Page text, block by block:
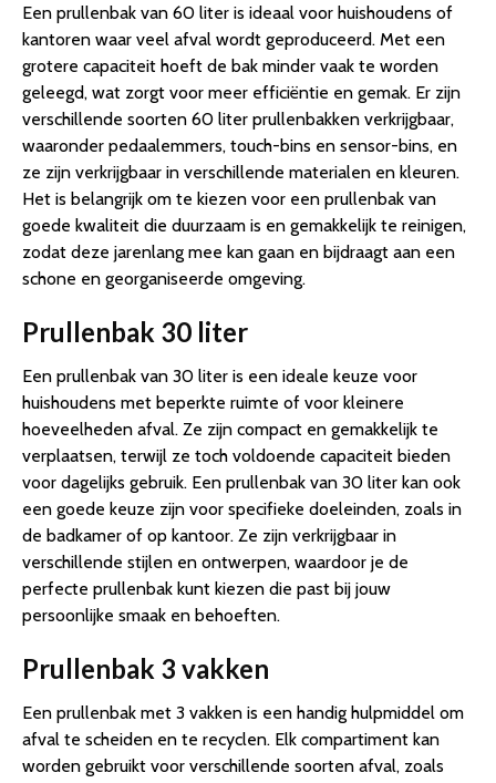
Een prullenbak van 60 liter is ideaal voor huishoudens of
kantoren waar veel afval wordt geproduceerd. Met een
grotere capaciteit hoeft de bak minder vaak te worden
geleegd, wat zorgt voor meer efficiëntie en gemak. Er zijn
verschillende soorten 60 liter prullenbakken verkrijgbaar,
waaronder pedaalemmers, touch-bins en sensor-bins, en
ze zijn verkrijgbaar in verschillende materialen en kleuren.
Het is belangrijk om te kiezen voor een prullenbak van
goede kwaliteit die duurzaam is en gemakkelijk te reinigen,
zodat deze jarenlang mee kan gaan en bijdraagt aan een
schone en georganiseerde omgeving.
Prullenbak 30 liter
Een prullenbak van 30 liter is een ideale keuze voor
huishoudens met beperkte ruimte of voor kleinere
hoeveelheden afval. Ze zijn compact en gemakkelijk te
verplaatsen, terwijl ze toch voldoende capaciteit bieden
voor dagelijks gebruik. Een prullenbak van 30 liter kan ook
een goede keuze zijn voor specifieke doeleinden, zoals in
de badkamer of op kantoor. Ze zijn verkrijgbaar in
verschillende stijlen en ontwerpen, waardoor je de
perfecte prullenbak kunt kiezen die past bij jouw
persoonlijke smaak en behoeften.
Prullenbak 3 vakken
Een prullenbak met 3 vakken is een handig hulpmiddel om
afval te scheiden en te recyclen. Elk compartiment kan
worden gebruikt voor verschillende soorten afval, zoals